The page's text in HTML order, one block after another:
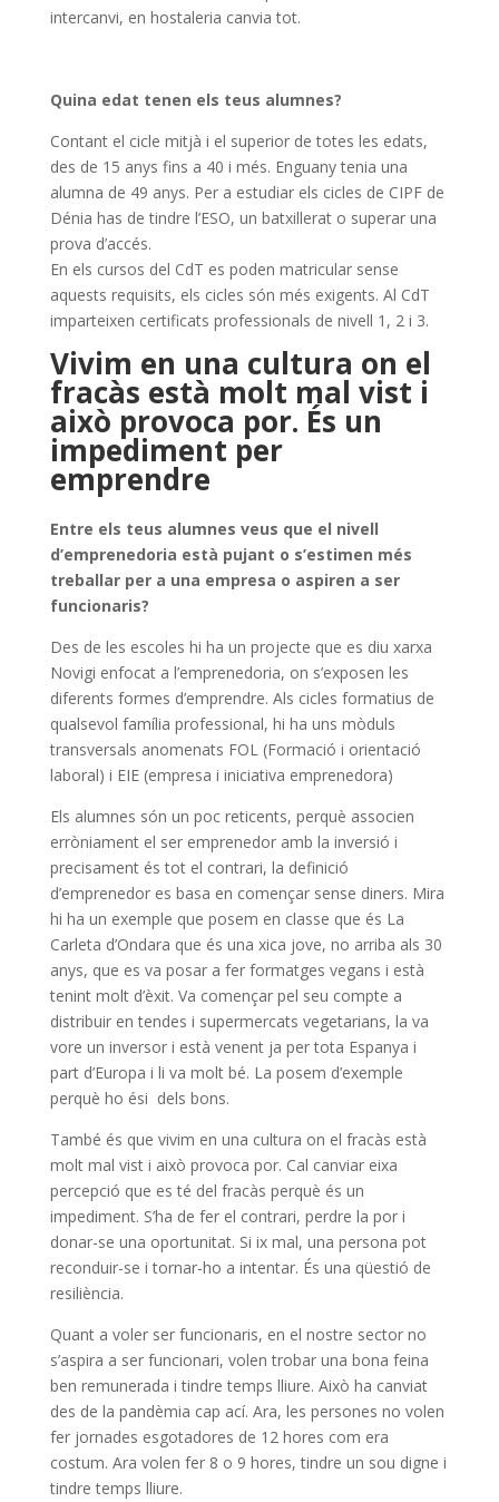
intercanvi, en hostaleria canvia tot.
Quina edat tenen els teus alumnes?
Contant el cicle mitjà i el superior de totes les edats,
des de 15 anys fins a 40 i més. Enguany tenia una
alumna de 49 anys. Per a estudiar els cicles de CIPF de
Dénia has de tindre l’ESO, un batxillerat o superar una
prova d’accés.
En els cursos del CdT es poden matricular sense
aquests requisits, els cicles són més exigents. Al CdT
imparteixen certificats professionals de nivell 1, 2 i 3.
Vivim en una cultura on el
fracàs està molt mal vist i
això provoca por. És un
impediment per
emprendre
Entre els teus alumnes veus que el nivell
d’emprenedoria està pujant o s’estimen més
treballar per a una empresa o aspiren a ser
funcionaris?
Des de les escoles hi ha un projecte que es diu xarxa
Novigi enfocat a l’emprenedoria, on s’exposen les
diferents formes d’emprendre. Als cicles formatius de
qualsevol família professional, hi ha uns mòduls
transversals anomenats FOL (Formació i orientació
laboral) i EIE (empresa i iniciativa emprenedora)
Els alumnes són un poc reticents, perquè associen
erròniament el ser emprenedor amb la inversió i
precisament és tot el contrari, la definició
d’emprenedor es basa en començar sense diners. Mira
hi ha un exemple que posem en classe que és La
Carleta d’Ondara que és una xica jove, no arriba als 30
anys, que es va posar a fer formatges vegans i està
tenint molt d’èxit. Va començar pel seu compte a
distribuir en tendes i supermercats vegetarians, la va
vore un inversor i està venent ja per tota Espanya i
part d’Europa i li va molt bé. La posem d’exemple
perquè ho ési dels bons.
També és que vivim en una cultura on el fracàs està
molt mal vist i això provoca por. Cal canviar eixa
percepció que es té del fracàs perquè és un
impediment. S’ha de fer el contrari, perdre la por i
donar-se una oportunitat. Si ix mal, una persona pot
reconduir-se i tornar-ho a intentar. És una qüestió de
resiliència.
Quant a voler ser funcionaris, en el nostre sector no
s’aspira a ser funcionari, volen trobar una bona feina
ben remunerada i tindre temps lliure. Això ha canviat
des de la pandèmia cap ací. Ara, les persones no volen
fer jornades esgotadores de 12 hores com era
costum. Ara volen fer 8 o 9 hores, tindre un sou digne i
tindre temps lliure.